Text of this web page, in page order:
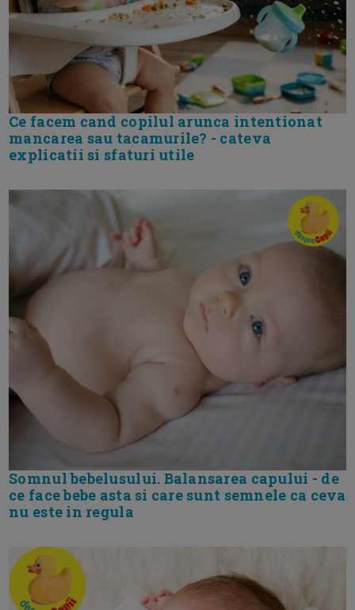
Ce facem cand copilul arunca intentionat
mancarea sau tacamurile? - cateva
explicatii si sfaturi utile
Somnul bebelusului. Balansarea capului - de
ce face bebe asta si care sunt semnele ca ceva
nu este in regula